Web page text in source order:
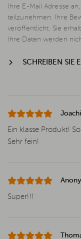
Ihre E-Mail Adresse
teilzunehmen. Ihre
veröffentlicht. Sie
Ihre Daten werden
SCHREIBEN SIE
Ein klasse Produkt!
Sehr fein!
Super!!!